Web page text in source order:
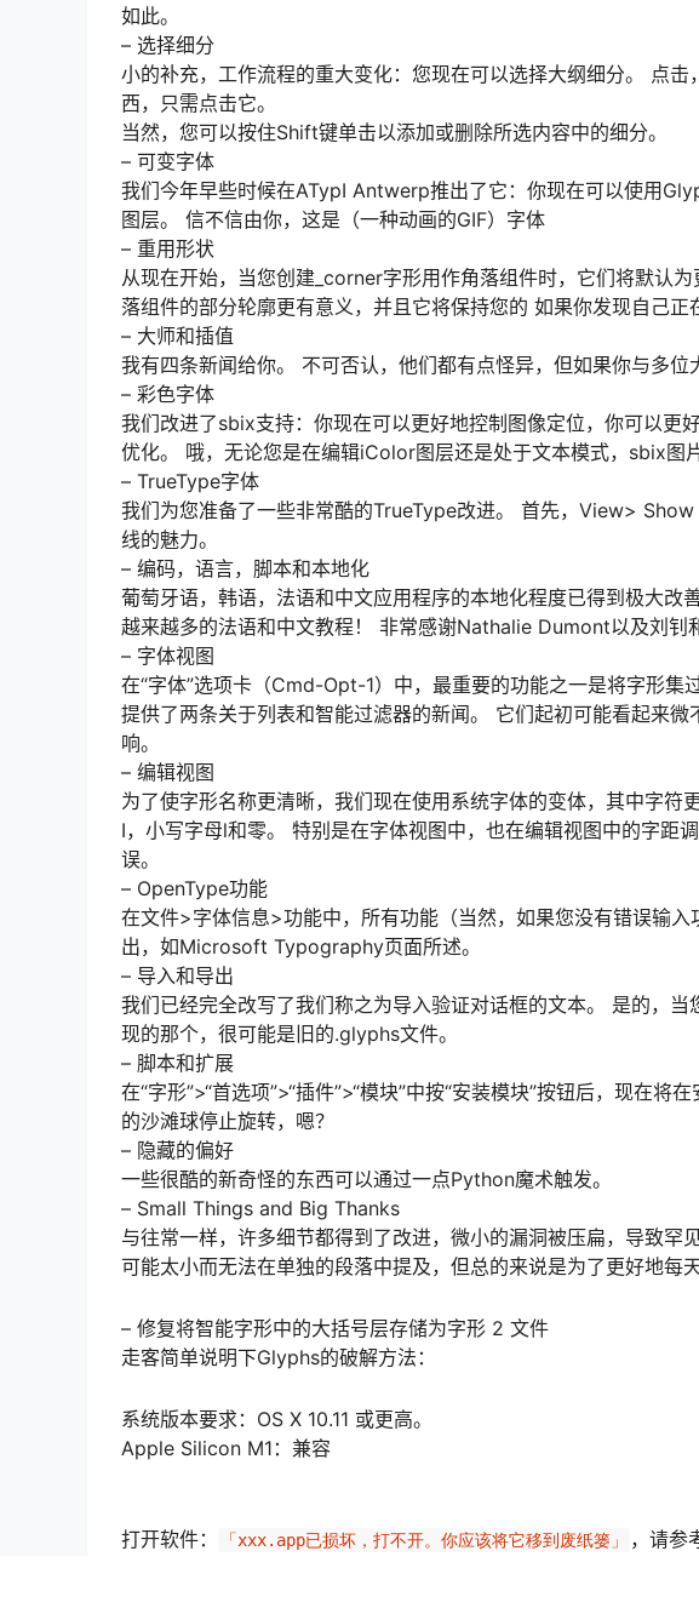
如此。
– 选择细分
小的补充，工作流程的重大变化：您现在可以选择大纲细分。 点
西，只需点击它。
当然，您可以按住Shift键单击以添加或删除所选内容中的细分。
– 可变字体
我们今年早些时候在ATypI Antwerp推出了它：你现在可以使用
图层。 信不信由你，这是（一种动画的GIF）字体
– 重用形状
从现在开始，当您创建_corner字形用作角落组件时，它们将默认
落组件的部分轮廓更有意义，并且它将保持您的 如果你发现自己正
– 大师和插值
我有四条新闻给你。 不可否认，他们都有点怪异，但如果你与多位
– 彩色字体
我们改进了sbix支持：你现在可以更好地控制图像定位，你可以更
优化。 哦，无论您是在编辑iColor图层还是处于文本模式，sbix图
– TrueType字体
我们为您准备了一些非常酷的TrueType改进。 首先，View>
线的魅力。
– 编码，语言，脚本和本地化
葡萄牙语，韩语，法语和中文应用程序的本地化程度已得到极大改
越来越多的法语和中文教程！ 非常感谢Nathalie Dumont以及刘钊
– 字体视图
在“字体”选项卡（Cmd-Opt-1）中，最重要的功能之一是将字形集
提供了两条关于列表和智能过滤器的新闻。 它们起初可能看起来
响。
– 编辑视图
为了使字形名称更清晰，我们现在使用系统字体的变体，其中字符
I，小写字母l和零。 特别是在字体视图中，也在编辑视图中的字距
误。
– OpenType功能
在文件>字体信息>功能中，所有功能（当然，如果您没有错误输
出，如Microsoft Typography页面所述。
– 导入和导出
我们已经完全改写了我们称之为导入验证对话框的文本。 是的，
现的那个，很可能是旧的.glyphs文件。
– 脚本和扩展
在“字形”>“首选项”>“插件”>“模块”中按“安装模块”按钮后，现在
的沙滩球停止旋转，嗯？
– 隐藏的偏好
一些很酷的新奇怪的东西可以通过一点Python魔术触发。
– Small Things and Big Thanks
与往常一样，许多细节都得到了改进，微小的漏洞被压扁，导致罕
可能太小而无法在单独的段落中提及，但总的来说是为了更好地每
– 修复将智能字形中的大括号层存储为字形 2 文件
走客简单说明下Glyphs的破解方法：
系统版本要求：OS X 10.11 或更高。
Apple Silicon M1：兼容
打开软件： 「xxx.app已损坏，打不开。你应该将它移到废纸篓」 ，请参